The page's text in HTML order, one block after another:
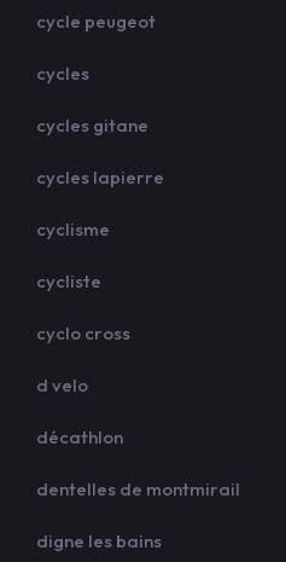
cycle peugeot
cycles
cycles gitane
cycles lapierre
cyclisme
cycliste
cyclo cross
d velo
décathlon
dentelles de montmirail
digne les bains